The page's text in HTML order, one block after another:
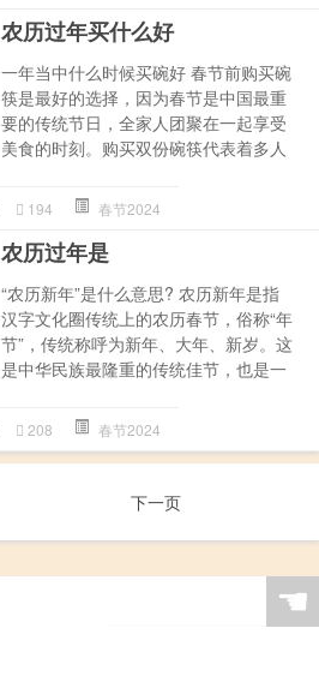
农历过年买什么好
一年当中什么时候买碗好 春节前购买碗
筷是最好的选择，因为春节是中国最重
要的传统节日，全家人团聚在一起享受
美食的时刻。购买双份碗筷代表着多人
194 春节2024
农历过年是
“农历新年”是什么意思? 农历新年是指
汉字文化圈传统上的农历春节，俗称“年
节”，传统称呼为新年、大年、新岁。这
是中华民族最隆重的传统佳节，也是一
208 春节2024
下一页
☚